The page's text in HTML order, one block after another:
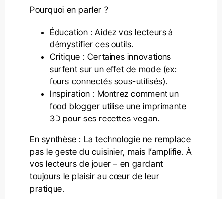
Pourquoi en parler ?
Éducation : Aidez vos lecteurs à
démystifier ces outils.
Critique : Certaines innovations
surfent sur un effet de mode (ex:
fours connectés sous-utilisés).
Inspiration : Montrez comment un
food blogger utilise une imprimante
3D pour ses recettes vegan.
En synthèse : La technologie ne remplace
pas le geste du cuisinier, mais l’amplifie. À
vos lecteurs de jouer – en gardant
toujours le plaisir au cœur de leur
pratique.